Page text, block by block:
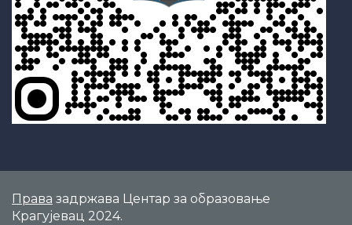
Права задржава Центар за образовање
Крагујевац 2024.